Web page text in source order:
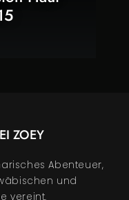
ZOEY
Abenteuer,
und
vereint.